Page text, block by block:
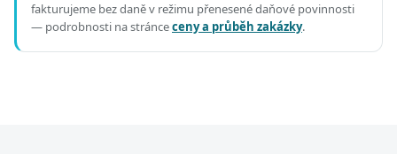
fakturujeme bez daně v režimu přenesené daňové povinnosti
— podrobnosti na stránceceny a průběh zakázky.